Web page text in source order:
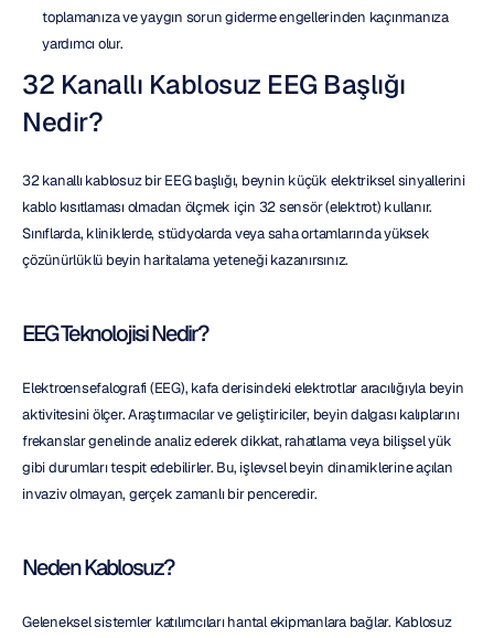
toplamanıza ve yaygın sorun giderme engellerinden kaçınmanıza
yardımcı olur.
32 Kanallı Kablosuz EEG Başlığı
Nedir?
32 kanallı kablosuz bir EEG başlığı, beynin küçük elektriksel sinyallerini
kablo kısıtlaması olmadan ölçmek için 32 sensör (elektrot) kullanır.
Sınıflarda, kliniklerde, stüdyolarda veya saha ortamlarında yüksek
çözünürlüklü beyin haritalama yeteneği kazanırsınız.
EEG Teknolojisi Nedir?
Elektroensefalografi (EEG), kafa derisindeki elektrotlar aracılığıyla beyin
aktivitesini ölçer. Araştırmacılar ve geliştiriciler, beyin dalgası kalıplarını
frekanslar genelinde analiz ederek dikkat, rahatlama veya bilişsel yük
gibi durumları tespit edebilirler. Bu, işlevsel beyin dinamiklerine açılan
invaziv olmayan, gerçek zamanlı bir penceredir.
Neden Kablosuz?
Geleneksel sistemler katılımcıları hantal ekipmanlara bağlar. Kablosuz